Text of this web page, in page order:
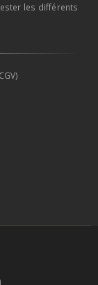
les différents